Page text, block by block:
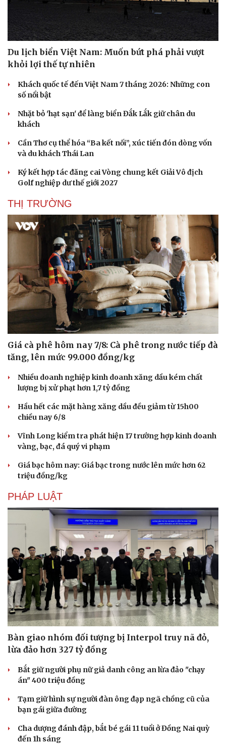
Dinh dưỡng - món ngon
Cây thuốc
Sản phụ khoa
Nhi khoa
Nam khoa
Phòng mạch online
Ăn sạch sống khỏe
Đời sống
Nhà đẹp
Blog
Tình yêu - Gia đình
Du lịch biển Việt Nam: Muốn bứt phá phải vượt
khỏi lợi thế tự nhiên
Khách quốc tế đến Việt Nam 7 tháng 2026: Những con
số nổi bật
Nhặt bỏ 'hạt sạn' để làng biển Đắk Lắk giữ chân du
khách
Cần Thơ cụ thể hóa “Ba kết nối”, xúc tiến đón dòng vốn
và du khách Thái Lan
Ký kết hợp tác đăng cai Vòng chung kết Giải Vô địch
Golf nghiệp dư thế giới 2027
THỊ TRƯỜNG
Giá cà phê hôm nay 7/8: Cà phê trong nước tiếp đà
tăng, lên mức 99.000 đồng/kg
Nhiều doanh nghiệp kinh doanh xăng dầu kém chất
lượng bị xử phạt hơn 1,7 tỷ đồng
Hầu hết các mặt hàng xăng dầu đều giảm từ 15h00
chiều nay 6/8
Vĩnh Long kiểm tra phát hiện 17 trường hợp kinh doanh
vàng, bạc, đá quý vi phạm
Giá bạc hôm nay: Giá bạc trong nước lên mức hơn 62
triệu đồng/kg
PHÁP LUẬT
Bàn giao nhóm đối tượng bị Interpol truy nã đỏ,
lừa đảo hơn 327 tỷ đồng
Bắt giữ người phụ nữ giả danh công an lừa đảo "chạy
án" 400 triệu đồng
Tạm giữ hình sự người đàn ông đạp ngã chồng cũ của
bạn gái giữa đường
Cha dượng đánh đập, bắt bé gái 11 tuổi ở Đồng Nai quỳ
đến 1h sáng